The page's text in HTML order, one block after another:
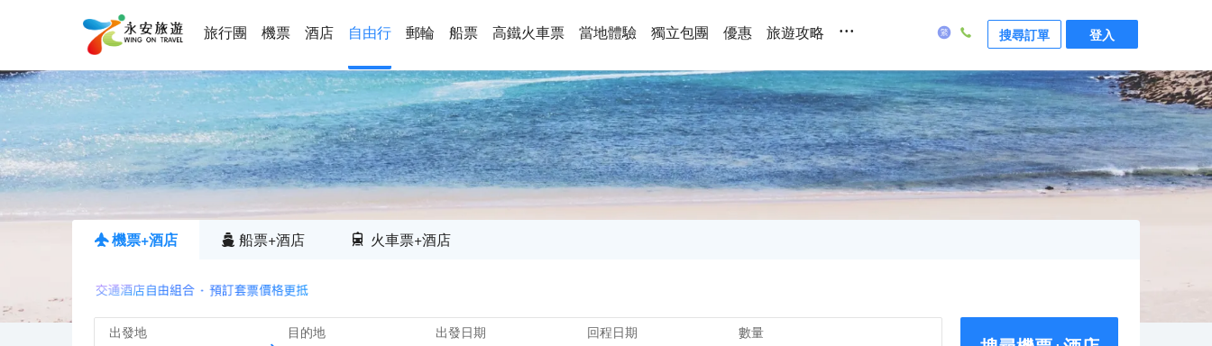
旅行團 機票 酒店 自由行 郵輪 船票 高鐵火車票 當地體驗 獨立包團 優惠 旅遊攻略 ... 搜尋訂單 登入
機票+酒店 船票+酒店 火車票+酒店
出發地 目的地 出發日期 回程日期 數量